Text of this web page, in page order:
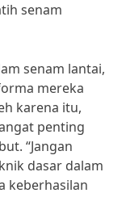
senam
senam lantai,
mereka
karena itu,
penting
“Jangan
dasar dalam
keberhasilan